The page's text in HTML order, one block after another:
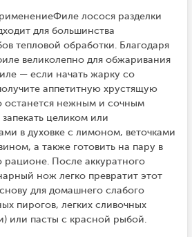
лосося разделки
для большинства
тепловой обработки. Благодаря
великолепно для обжаривания
— если начать жарку со
аппетитную хрустящую
останется нежным и сочным
целиком или
в духовке с лимоном, веточками
а также готовить на пару в
рационе. После аккуратного
нож легко превратит этот
для домашнего слабого
пирогов, легких сливочных
или пасты с красной рыбой.